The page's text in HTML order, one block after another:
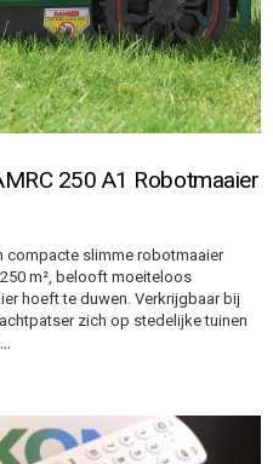
250 A1 Robotmaaier
compacte slimme robotmaaier
m², belooft moeiteloos
hoeft te duwen. Verkrijgbaar bij
zich op stedelijke tuinen